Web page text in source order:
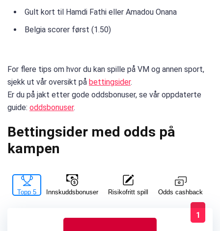
Gult kort til Hamdi Fathi eller Amadou Onana
Belgia scorer først (1.50)
For flere tips om hvor du kan spille på VM og annen sport,
sjekk ut vår oversikt på bettingsider.
Er du på jakt etter gode oddsbonuser, se vår oppdaterte
guide: oddsbonuser.
Bettingsider med odds på
kampen
Topp 5 Innskuddsbonuser Risikofritt spill Odds cashback
1